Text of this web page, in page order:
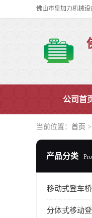
公司首
当前位置： 首页 >
产品分类
移动式登车桥
分体式移动